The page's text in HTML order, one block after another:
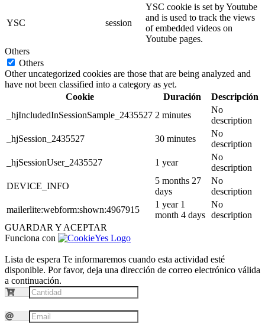
YSC session
YSC cookie is set by Youtube
and is used to track the views
of embedded videos on
Youtube pages.
Others
Others
Other uncategorized cookies are those that are being analyzed and
have not been classified into a category as yet.
Cookie
Duración
Descripción
_hjIncludedInSessionSample_2435527 2 minutes
No
description
_hjSession_2435527
30 minutes
No
description
_hjSessionUser_2435527
1 year
No
description
DEVICE_INFO
5 months 27
days
No
description
mailerlite:webform:shown:4967915
1 year 1
month 4 days
No
description
GUARDAR Y ACEPTAR
Funciona con
Lista de espera Te informaremos cuando esta actividad esté
disponible. Por favor, deja una dirección de correo electrónico válida
a continuación.